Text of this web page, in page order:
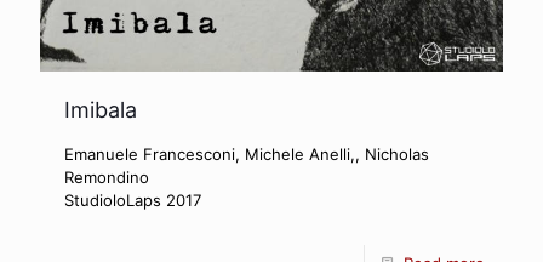
Imibala
Emanuele Francesconi, Michele Anelli,, Nicholas
Remondino
StudioloLaps 2017